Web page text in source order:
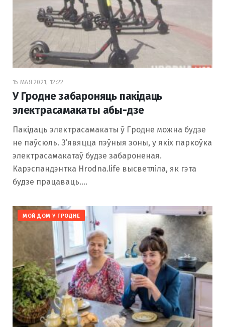
15 МАЯ 2021, 12:22
У Гродне забароняць пакідаць
электрасамакаты абы-дзе
Пакідаць электрасамакаты ў Гродне можна будзе
не паўсюль. З’явяцца пэўныя зоны, у якіх паркоўка
электрасамакатаў будзе забароненая.
Карэспандэнтка Hrodna.life высветліла, як гэта
будзе працаваць.…
МОЙ ДОМ У ГРОДНЕ